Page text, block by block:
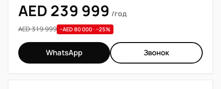
AED 239 999 /год
AED 319 999 −AED 80 000 · −25%
WhatsApp Звонок